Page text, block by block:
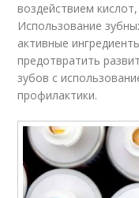
воздействием
Использование
активные
предотвратить
зубов с
профилактики.